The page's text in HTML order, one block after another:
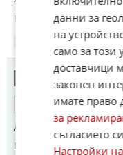
Коментиран от#174,#188
16.06.2026
Сталин
ОТГОВОР
Да бе по яхта
Коментиран от #37
данни за
на
само за този
доставчици
законен
имате право
за
съгласието
Настройки